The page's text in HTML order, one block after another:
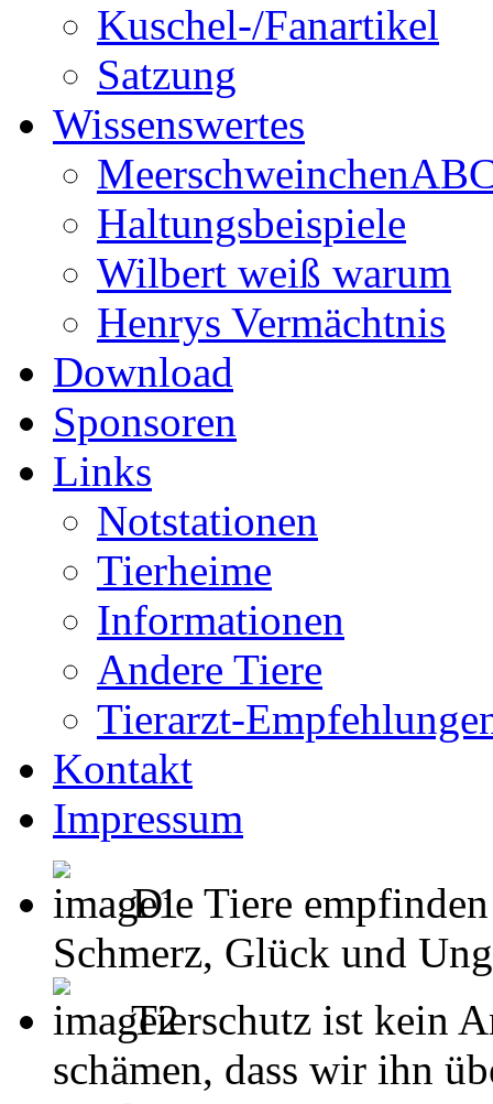
Kuschel-/Fanartikel
Satzung
Wissenswertes
Haltungsbeispiele
Wilbert weiß warum
Henrys Vermächtnis
Download
Sponsoren
Links
Notstationen
Tierheime
Informationen
Andere Tiere
Tierarzt-
Kontakt
Impressum
Die Tiere
Schmerz, Glück und
Tierschutz ist kein
schämen, dass wir ihn